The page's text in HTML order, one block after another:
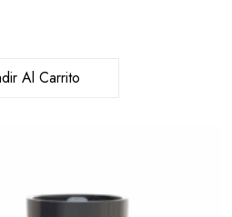
Al Carrito